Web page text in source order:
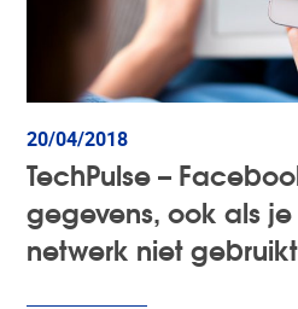
20/04/2018
TechPulse –
gegevens, ook als
netwerk niet gebruikt